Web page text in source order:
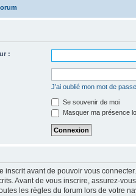
:
J’ai oublié mon mot de passe
Se souvenir de moi
Masquer ma présence
inscrit avant de pouvoir vous
Avant de vous inscrire, assurez-
les règles du forum lors de votre